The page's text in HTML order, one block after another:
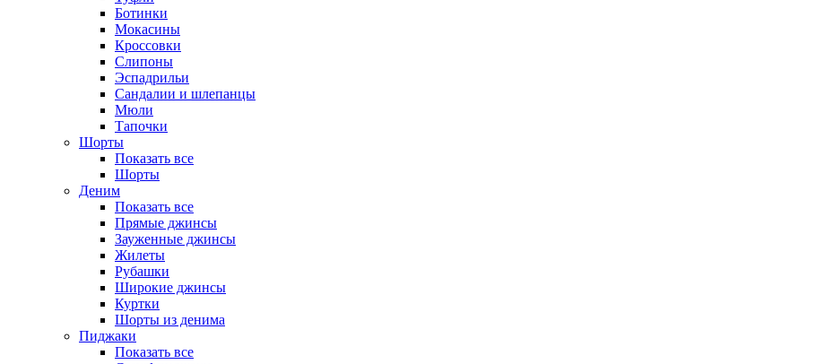
Ботинки
Мокасины
Кроссовки
Слипоны
Эспадрильи
Сандалии и шлепанцы
Мюли
Тапочки
Шорты
Показать все
Шорты
Деним
Показать все
Прямые джинсы
Зауженные джинсы
Жилеты
Рубашки
Широкие джинсы
Куртки
Шорты из денима
Пиджаки
Показать все